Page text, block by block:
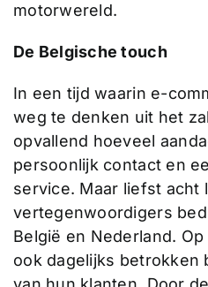
motorwereld.
De Belgische touch
In een tijd waarin e-
weg te denken uit het
opvallend hoeveel
persoonlijk contact en
service. Maar liefst acht
vertegenwoordigers
België en Nederland.
ook dagelijks betrokken